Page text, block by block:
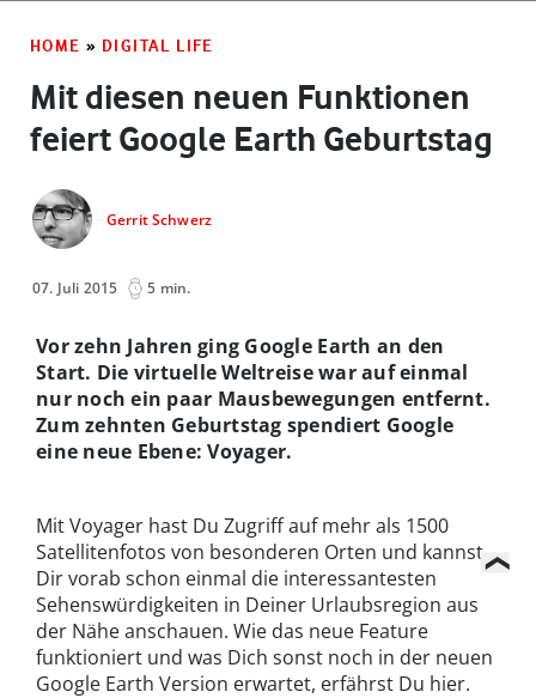
HOME » DIGITAL LIFE
Mit diesen neuen Funktionen
feiert Google Earth Geburtstag
Gerrit Schwerz
07. Juli 2015 5 min.
Vor zehn Jahren ging Google Earth an den
Start. Die virtuelle Weltreise war auf einmal
nur noch ein paar Mausbewegungen entfernt.
Zum zehnten Geburtstag spendiert Google
eine neue Ebene: Voyager.
Mit Voyager hast Du Zugriff auf mehr als 1500
Satellitenfotos von besonderen Orten und kannst
Dir vorab schon einmal die interessantesten
Sehenswürdigkeiten in Deiner Urlaubsregion aus
der Nähe anschauen. Wie das neue Feature
funktioniert und was Dich sonst noch in der neuen
Google Earth Version erwartet, erfährst Du hier.